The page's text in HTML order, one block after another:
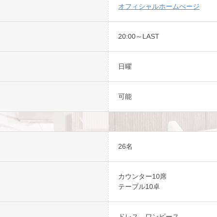
オフィシャルホームぺージ
20:00～LAST
日曜
可能
26名
カウンター10席
テーブル10卓